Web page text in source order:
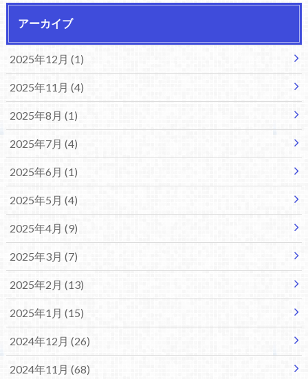
アーカイブ
2025年12月 (1)
2025年11月 (4)
2025年8月 (1)
2025年7月 (4)
2025年6月 (1)
2025年5月 (4)
2025年4月 (9)
2025年3月 (7)
2025年2月 (13)
2025年1月 (15)
2024年12月 (26)
2024年11月 (68)